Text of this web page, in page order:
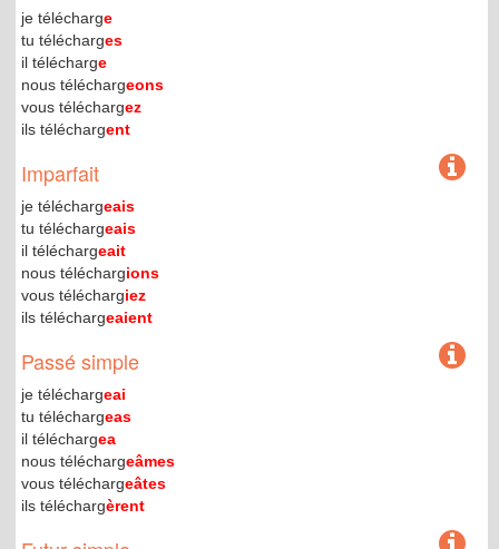
je télécharge
tu télécharges
il télécharge
nous téléchargeons
vous téléchargez
ils téléchargent
Imparfait
je téléchargeais
tu téléchargeais
il téléchargeait
nous téléchargions
vous téléchargiez
ils téléchargeaient
Passé simple
je téléchargeai
tu téléchargeas
il téléchargea
nous téléchargeâmes
vous téléchargeâtes
ils téléchargèrent